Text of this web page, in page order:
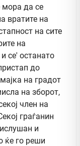
мора да се
вратите на
на сите
на
се' останато
до
на градот
на зборот,
член на
граѓанин
и
ќе го реши